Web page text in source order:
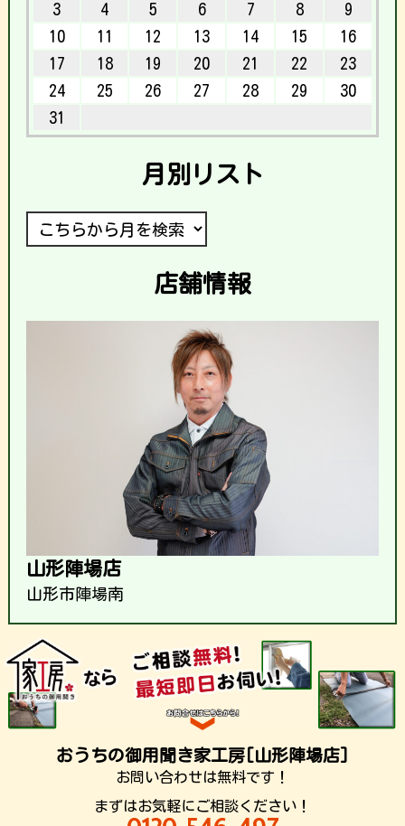
3
4 5 6 7 8
9
10
11 12 13 14 15
16
17
18 19 20 21 22
23
24
25 26 27 28 29
30
31
月別リスト
店舗情報
山形陣場店
山形市陣場南
おうちの御用聞き家工房[山形陣場店]
お問い合わせは無料です！
まずはお気軽にご相談ください！